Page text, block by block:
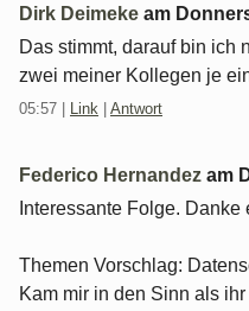
Dirk Deimeke am
Das stimmt, darauf bin ich
zwei meiner Kollegen je
05:57 Link Antwort
Federico Hernandez am
Interessante Folge. Danke
Themen Vorschlag:
Kam mir in den Sinn als